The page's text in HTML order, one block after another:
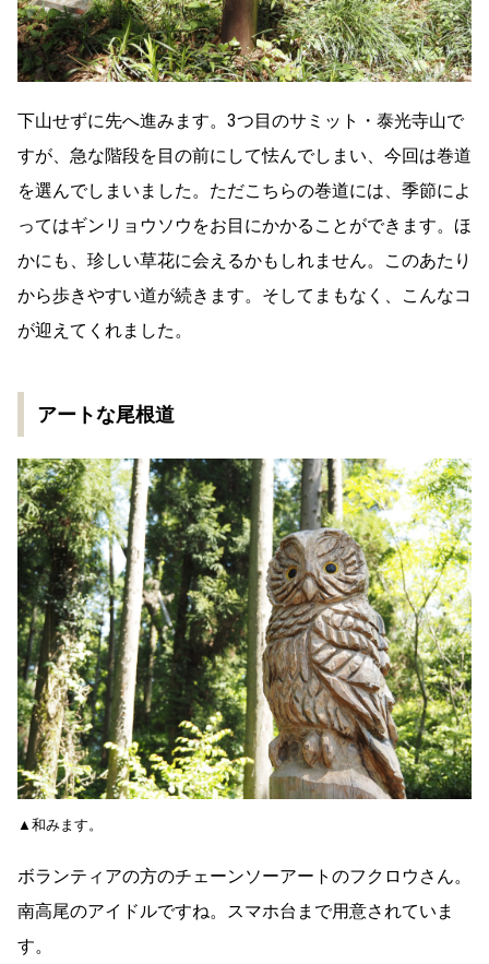
下山せずに先へ進みます。3つ目のサミット・泰光寺山で
すが、急な階段を目の前にして怯んでしまい、今回は巻道
を選んでしまいました。ただこちらの巻道には、季節によ
ってはギンリョウソウをお目にかかることができます。ほ
かにも、珍しい草花に会えるかもしれません。このあたり
から歩きやすい道が続きます。そしてまもなく、こんなコ
が迎えてくれました。
アートな尾根道
▲和みます。
ボランティアの方のチェーンソーアートのフクロウさん。
南高尾のアイドルですね。スマホ台まで用意されていま
す。